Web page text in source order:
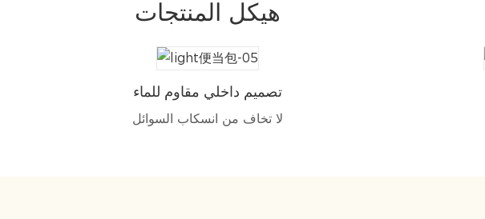
هيكل المنتجات
تصميم داخلي مقاوم للماء
لا تخاف من انسكاب السوائل